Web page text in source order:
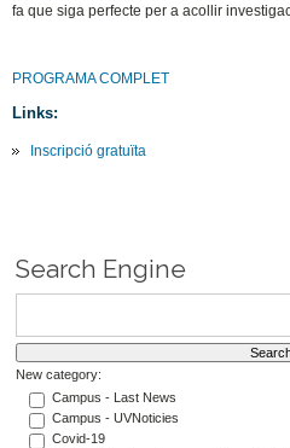
fa que siga perfecte per a acollir
PROGRAMA COMPLET
Links:
Inscripció gratuïta
Search Engine
New category:
Campus - Last News
Campus - UVNoticies
Covid-19